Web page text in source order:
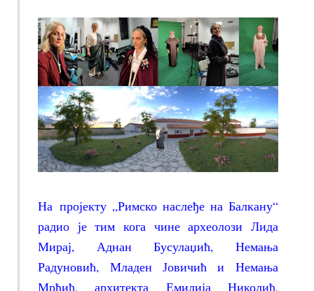
На пројекту „Римско наслеђе на Балкану“
радио је тим кога чине археолози Лида
Мирај, Аднан Бусулаџић, Немања
Радуновић, Младен Јовичић и Немања
Мрђић, архитекта Емилија Николић,